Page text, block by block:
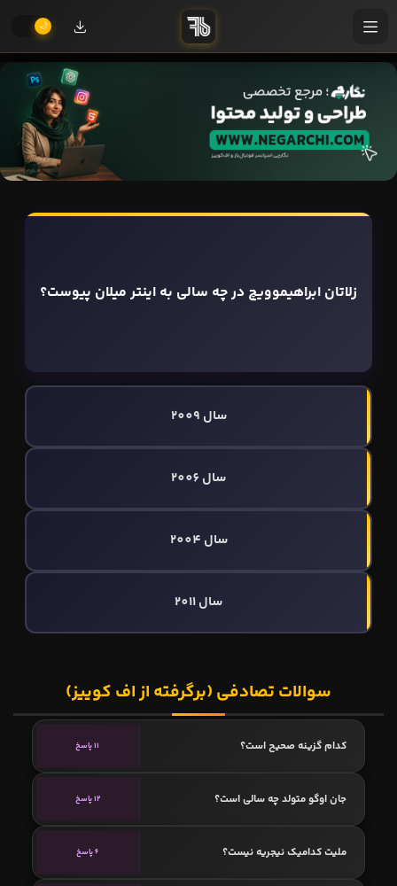
زلاتان ابراهیموویچ در چه سالی به اینتر میلان پیوست؟
سال 2009
سال 2006
سال 2004
سال 2011
سوالات تصادفی (برگرفته از اف کوییز)
کدام گزینه صحیح است؟ 11 پاسخ
جان اوگو متولد چه سالی است؟ 12 پاسخ
ملیت کدامیک نیجریه نیست؟ 6 پاسخ